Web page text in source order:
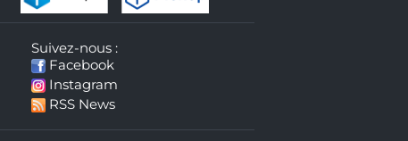
Suivez-nous :
Facebook
Instagram
RSS News